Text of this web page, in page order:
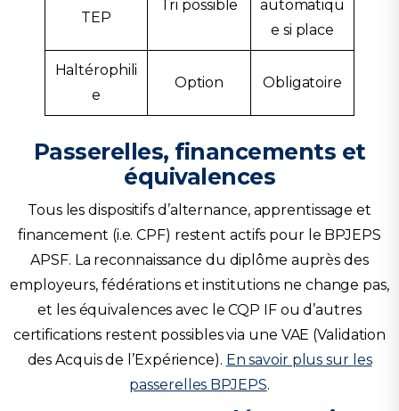
TEP
Tri possible
automatiqu
e si place
Haltérophili
e
Option Obligatoire
Passerelles, financements et
équivalences
Tous les dispositifs d’alternance, apprentissage et
financement (i.e. CPF) restent actifs pour le BPJEPS
APSF. La reconnaissance du diplôme auprès des
employeurs, fédérations et institutions ne change pas,
et les équivalences avec le CQP IF ou d’autres
certifications restent possibles via une VAE (Validation
des Acquis de l’Expérience). En savoir plus sur les
passerelles BPJEPS.